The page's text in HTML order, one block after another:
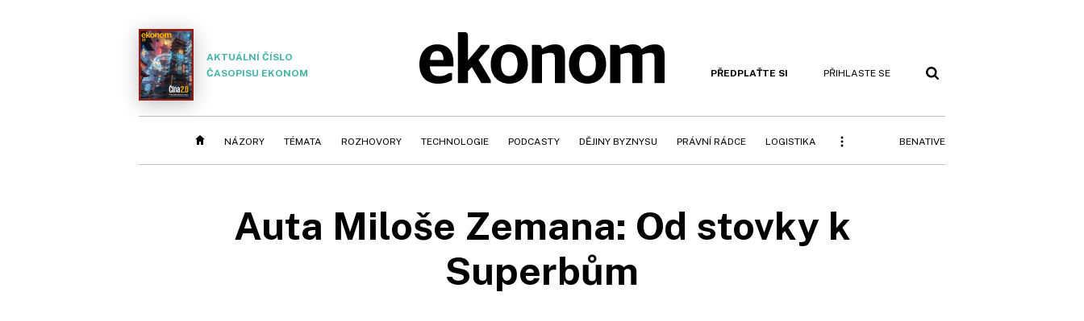
AKTUÁLNÍ ČÍSLO
ČASOPISU EKONOM
PŘEDPLAŤTE SI PŘIHLASTE SE
NÁZORY TÉMATA ROZHOVORY TECHNOLOGIE PODCASTY DĚJINY BYZNYSU PRÁVNÍ RÁDCE LOGISTIKA BENATIVE
Auta Miloše Zemana: Od stovky k
Superbům